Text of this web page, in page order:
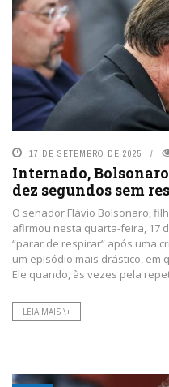
17 DE SETEMBRO DE 2025
Internado,
dez segundos sem
O senador Flávio Bolsonaro,
afirmou nesta quarta-feira, 17
“parar de respirar” após uma
um episódio mais drástico, em
Ele quando, às vezes pela
LEIA MAIS \+